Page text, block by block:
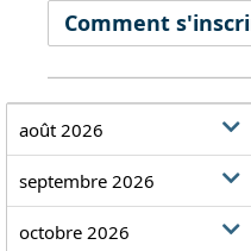
Comment
août 2026
septembre 2026
octobre 2026